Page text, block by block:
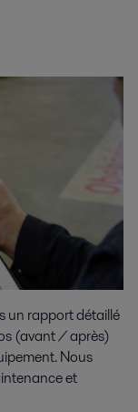
un rapport détaillé
(avant / après)
Nous
et